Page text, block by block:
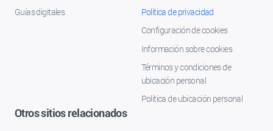
Guías digitales
Política de privacidad
Configuración de cookies
Información sobre cookies
Términos y condiciones de
ubicación personal
Política de ubicación personal
Otros sitios relacionados